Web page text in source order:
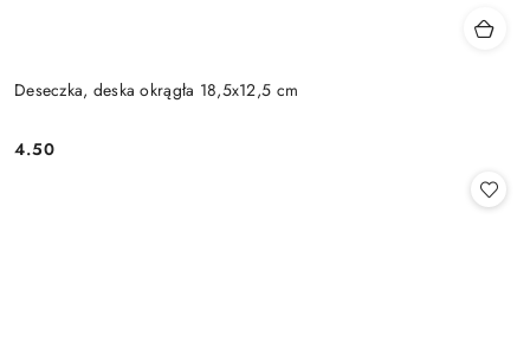
Deseczka, deska okrągła 18,5x12,5 cm
Cena:
4.50